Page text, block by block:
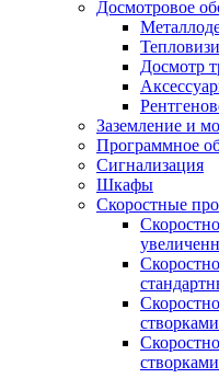
Досмотровое
Досмотр
Заземление и
Программное
Сигнализация
Шкафы
Скоростные